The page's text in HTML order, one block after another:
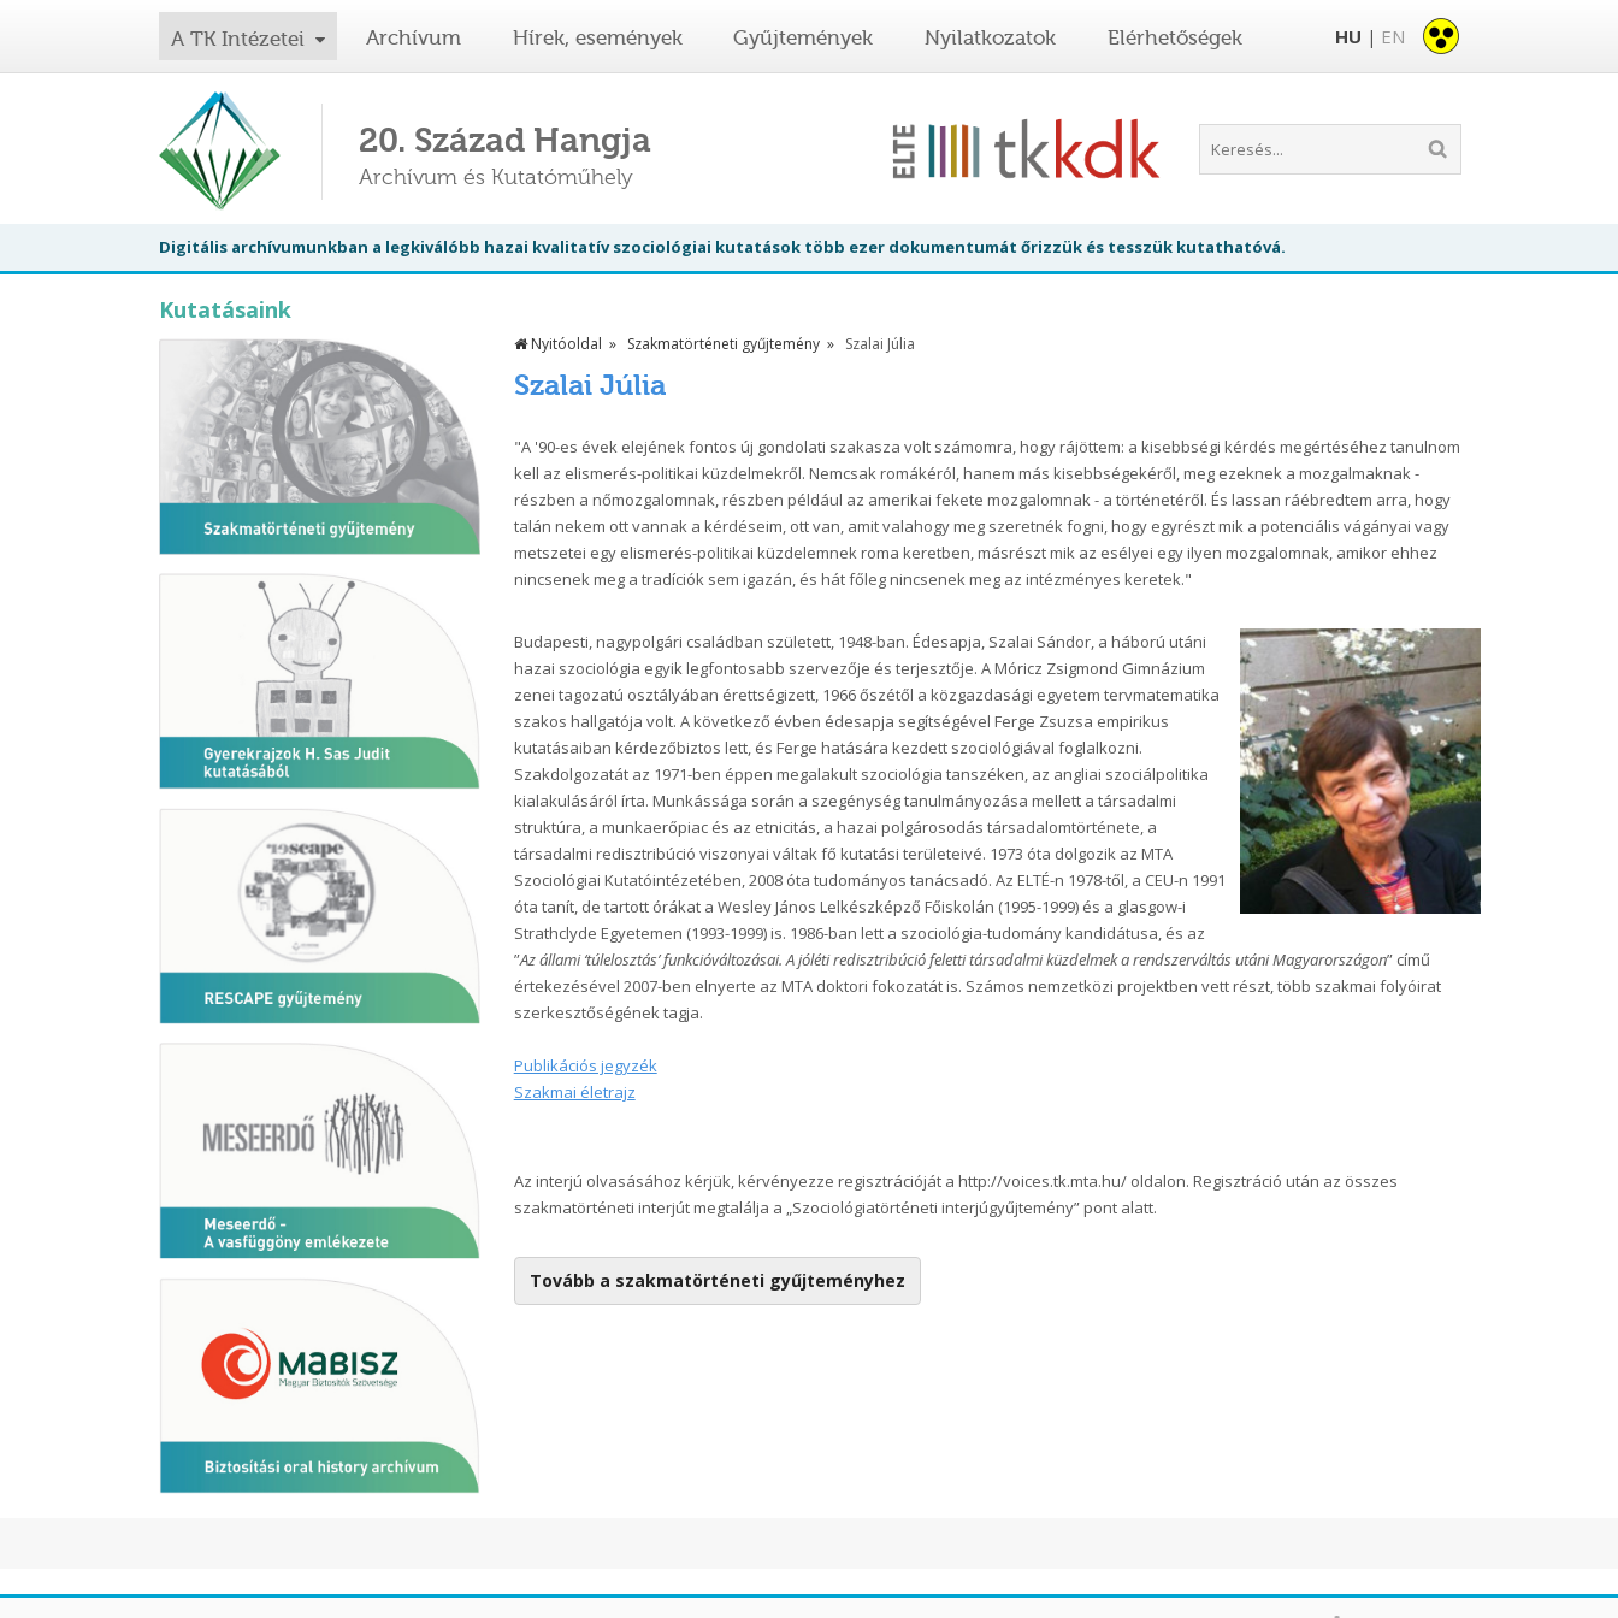
A TK Intézetei Archívum Hírek, események Gyűjtemények Nyilatkozatok Elérhetőségek HU | EN
20. Század Hangja
Archívum és Kutatóműhely
Digitális archívumunkban a legkiválóbb hazai kvalitatív szociológiai kutatások több ezer dokumentumát őrizzük és tesszük kutathatóvá.
Kutatásaink
Nyitóoldal Szakmatörténeti gyűjtemény Szalai Júlia
Szalai Júlia
"A '90-es évek elejének fontos új gondolati szakasza volt számomra, hogy rájöttem: a kisebbségi kérdés megértéséhez tanulnom
kell az elismerés-politikai küzdelmekről. Nemcsak romákéról, hanem más kisebbségekéről, meg ezeknek a mozgalmaknak -
részben a nőmozgalomnak, részben például az amerikai fekete mozgalomnak - a történetéről. És lassan ráébredtem arra, hogy
talán nekem ott vannak a kérdéseim, ott van, amit valahogy meg szeretnék fogni, hogy egyrészt mik a potenciális vágányai vagy
metszetei egy elismerés-politikai küzdelemnek roma keretben, másrészt mik az esélyei egy ilyen mozgalomnak, amikor ehhez
nincsenek meg a tradíciók sem igazán, és hát főleg nincsenek meg az intézményes keretek."
Budapesti, nagypolgári családban született, 1948-ban. Édesapja, Szalai Sándor, a háború utáni
hazai szociológia egyik legfontosabb szervezője és terjesztője. A Móricz Zsigmond Gimnázium
zenei tagozatú osztályában érettségizett, 1966 őszétől a közgazdasági egyetem tervmatematika
szakos hallgatója volt. A következő évben édesapja segítségével Ferge Zsuzsa empirikus
kutatásaiban kérdezőbiztos lett, és Ferge hatására kezdett szociológiával foglalkozni.
Szakdolgozatát az 1971-ben éppen megalakult szociológia tanszéken, az angliai szociálpolitika
kialakulásáról írta. Munkássága során a szegénység tanulmányozása mellett a társadalmi
struktúra, a munkaerőpiac és az etnicitás, a hazai polgárosodás társadalomtörténete, a
társadalmi redisztribúció viszonyai váltak fő kutatási területeivé. 1973 óta dolgozik az MTA
Szociológiai Kutatóintézetében, 2008 óta tudományos tanácsadó. Az ELTÉ-n 1978-től, a CEU-n 1991
óta tanít, de tartott órákat a Wesley János Lelkészképző Főiskolán (1995-1999) és a glasgow-i
Strathclyde Egyetemen (1993-1999) is. 1986-ban lett a szociológia-tudomány kandidátusa, és az
”Az állami ‘túlelosztás’ funkcióváltozásai. A jóléti redisztribúció feletti társadalmi küzdelmek a rendszerváltás utáni Magyarországon” című
értekezésével 2007-ben elnyerte az MTA doktori fokozatát is. Számos nemzetközi projektben vett részt, több szakmai folyóirat
szerkesztőségének tagja.
Publikációs jegyzék
Szakmai életrajz
Az interjú olvasásához kérjük, kérvényezze regisztrációjáta http://voices.tk.mta.hu/ oldalon. Regisztráció után az összes
szakmatörténeti interjút megtalálja a „Szociológiatörténeti interjúgyűjtemény” pont alatt.
Tovább a szakmatörténeti gyűjteményhez